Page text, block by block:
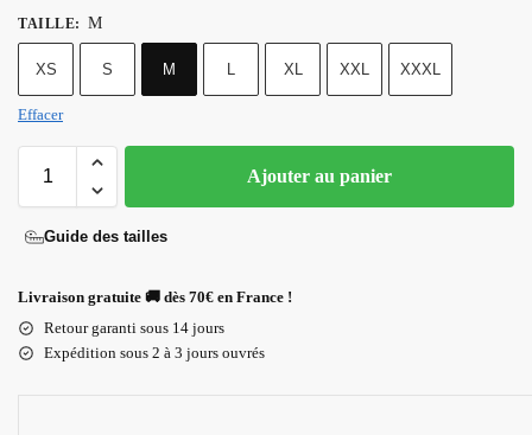
TAILLE: M
XS S M L XL XXL XXXL
Effacer
Ajouter au panier
Guide des tailles
Livraison gratuite 🚚 dès 70€ en France !
Retour garanti sous 14 jours
Expédition sous 2 à 3 jours ouvrés